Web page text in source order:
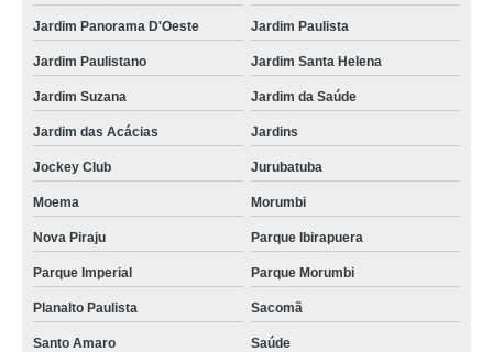
Jardim Panorama D'Oeste Jardim Paulista
Jardim Paulistano Jardim Santa Helena
Jardim Suzana Jardim da Saúde
Jardim das Acácias Jardins
Jockey Club Jurubatuba
Moema Morumbi
Nova Piraju Parque Ibirapuera
Parque Imperial Parque Morumbi
Planalto Paulista Sacomã
Santo Amaro Saúde